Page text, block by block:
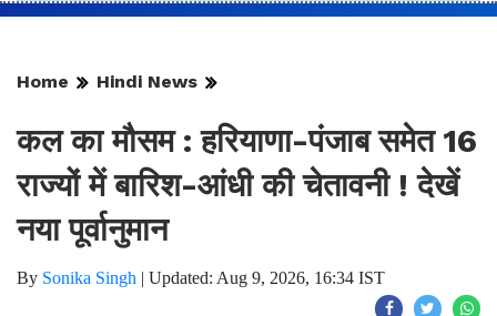
Home Hindi News
कल का मौसम : हरियाणा-पंजाब समेत 16
राज्यों में बारिश-आंधी की चेतावनी ! देखें
नया पूर्वानुमान
By Sonika Singh | Updated: Aug 9, 2026, 16:34 IST